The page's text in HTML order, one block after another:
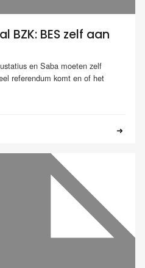
BES zelf aan
en Saba moeten zelf
referendum komt en of het